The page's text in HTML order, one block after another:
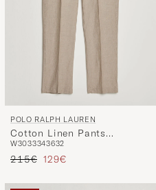
POLO RALPH LAUREN
Cotton Linen Pants
Madison Tan Stone Grey
W3033343632
Regulärer Preis
215€ Reduzierter Preis
129€